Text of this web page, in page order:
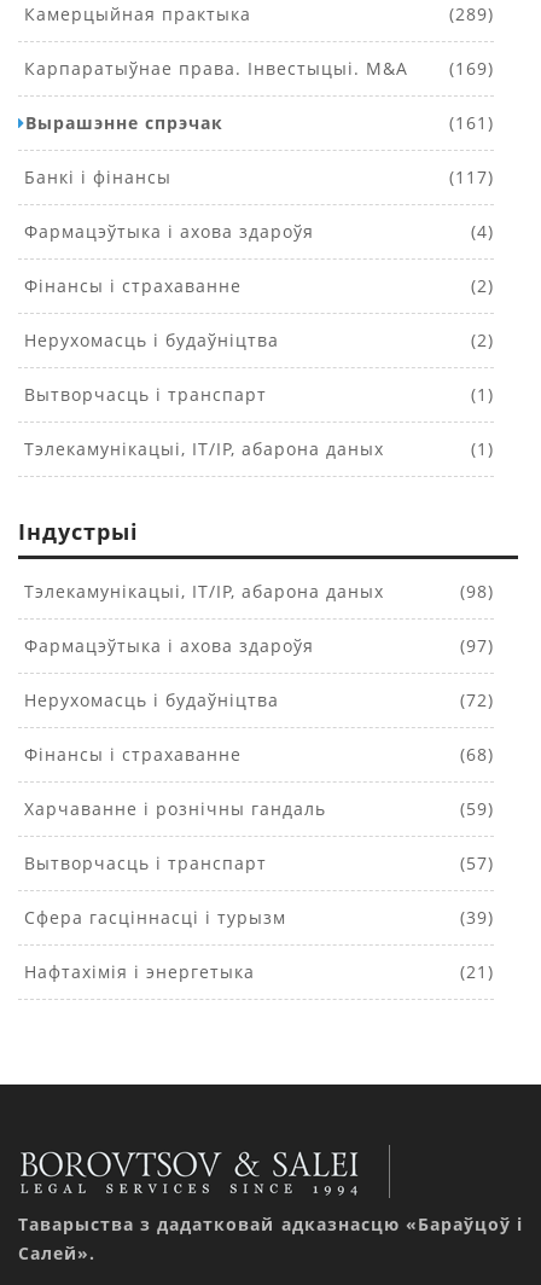
Камерцыйная практыка (289)
Карпаратыўнае права. Інвестыцыі. M&A (169)
Вырашэнне спрэчак (161)
Банкі і фінансы (117)
Фармацэўтыка і ахова здароўя (4)
Фінансы і страхаванне (2)
Нерухомасць і будаўніцтва (2)
Вытворчасць і транспарт (1)
Тэлекамунікацыі, IT/IP, абарона даных (1)
Індустрыі
Тэлекамунікацыі, IT/IP, абарона даных (98)
Фармацэўтыка і ахова здароўя (97)
Нерухомасць і будаўніцтва (72)
Фінансы і страхаванне (68)
Харчаванне і рознічны гандаль (59)
Вытворчасць і транспарт (57)
Сфера гасціннасці і турызм (39)
Нафтахімія і энергетыка (21)
Таварыства з дадатковай адказнасцю «Бараўцоў і
Салей».